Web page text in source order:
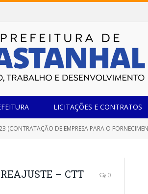
LICITAÇÕES E CONTRATOS
DE EMPRESA PARA O FORNECIMENTO
– CTT
0